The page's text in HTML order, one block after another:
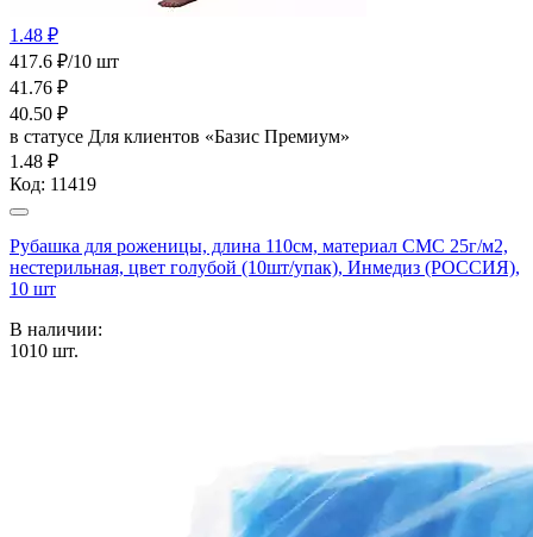
1.48 ₽
417.6 ₽/10 шт
41.76 ₽
40.50 ₽
в статусе Для клиентов «Базис Премиум»
1.48 ₽
Код: 11419
Рубашка для роженицы, длина 110см, материал СМС 25г/м2,
нестерильная, цвет голубой (10шт/упак), Инмедиз (РОССИЯ),
10 шт
В наличии:
1010 шт.